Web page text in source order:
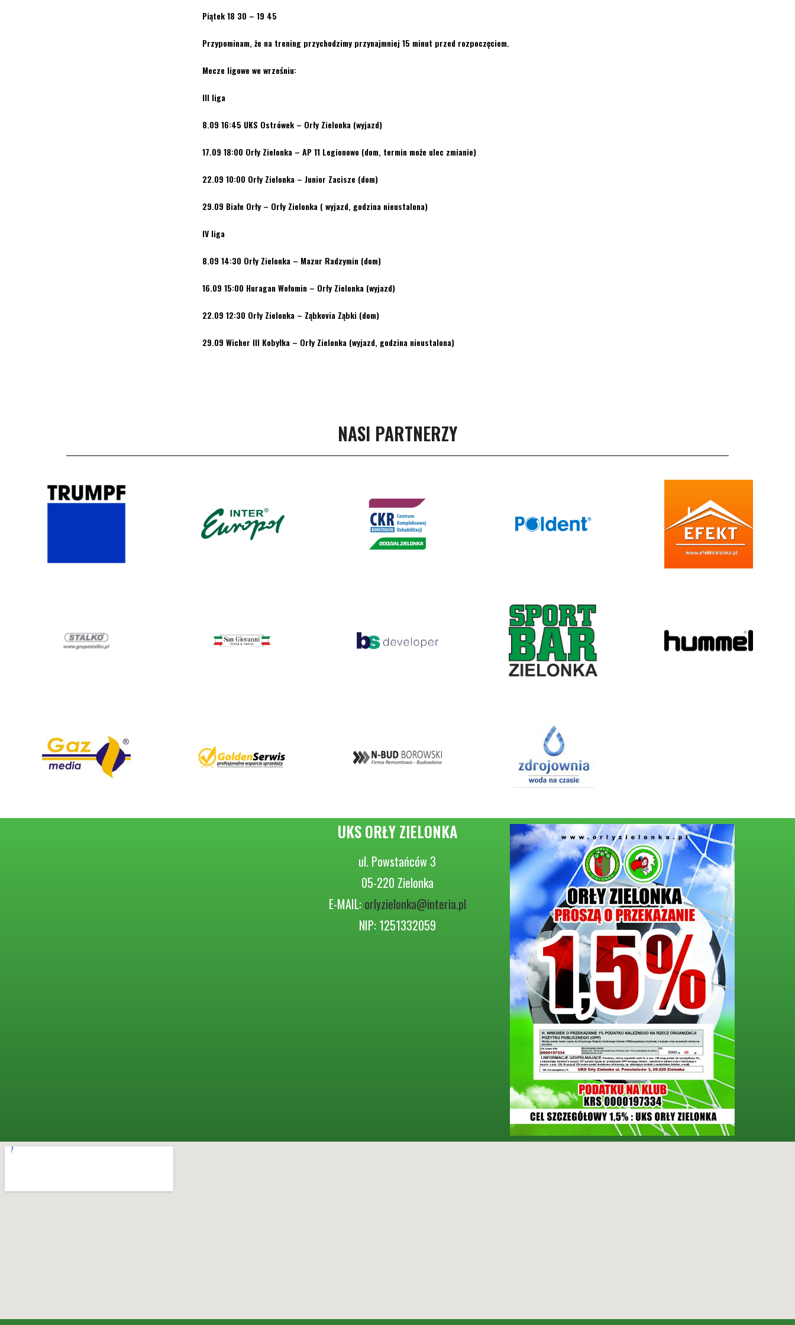
Piątek 18 30 – 19 45
Przypominam, że na trening przychodzimy przynajmniej 15 minut przed rozpoczęciem.
Mecze ligowe we wrześniu:
III liga
8.09 16:45 UKS Ostrówek – Orły Zielonka (wyjazd)
17.09 18:00 Orły Zielonka – AP 11 Legionowo (dom, termin może ulec zmianie)
22.09 10:00 Orły Zielonka – Junior Zacisze (dom)
29.09 Białe Orły – Orły Zielonka ( wyjazd, godzina nieustalona)
IV liga
8.09 14:30 Orły Zielonka – Mazur Radzymin (dom)
16.09 15:00 Huragan Wołomin – Orły Zielonka (wyjazd)
22.09 12:30 Orły Zielonka – Ząbkovia Ząbki (dom)
29.09 Wicher III Kobyłka – Orły Zielonka (wyjazd, godzina nieustalona)
NASI PARTNERZY
UKS ORŁY ZIELONKA
ul. Powstańców 3
05-220 Zielonka
E-MAIL: orlyzielonka@interia.pl
NIP: 1251332059